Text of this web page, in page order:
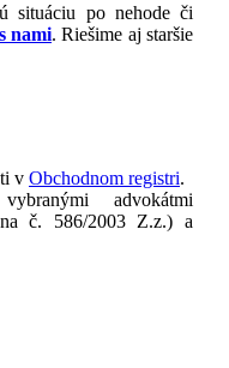
situáciu po nehode či
nami. Riešime aj staršie
v Obchodnom registri.
advokátmi
č. 586/2003 Z.z.) a